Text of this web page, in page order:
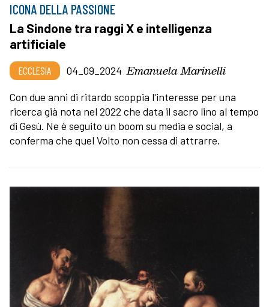
ICONA DELLA PASSIONE
La Sindone tra raggi X e intelligenza
artificiale
ECCLESIA 04_09_2024 Emanuela Marinelli
Con due anni di ritardo scoppia l'interesse per una
ricerca già nota nel 2022 che data il sacro lino al tempo
di Gesù. Ne è seguito un boom su media e social, a
conferma che quel Volto non cessa di attrarre.